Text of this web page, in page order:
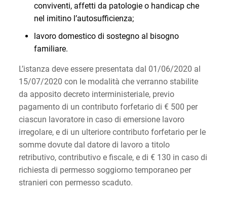
conviventi, affetti da patologie o handicap che
nel imitino l’autosufficienza;
lavoro domestico di sostegno al bisogno
familiare.
L’istanza deve essere presentata dal 01/06/2020 al
15/07/2020 con le modalità che verranno stabilite
da apposito decreto interministeriale, previo
pagamento di un contributo forfetario di € 500 per
ciascun lavoratore in caso di emersione lavoro
irregolare, e di un ulteriore contributo forfetario per le
somme dovute dal datore di lavoro a titolo
retributivo, contributivo e fiscale, e di € 130 in caso di
richiesta di permesso soggiorno temporaneo per
stranieri con permesso scaduto.